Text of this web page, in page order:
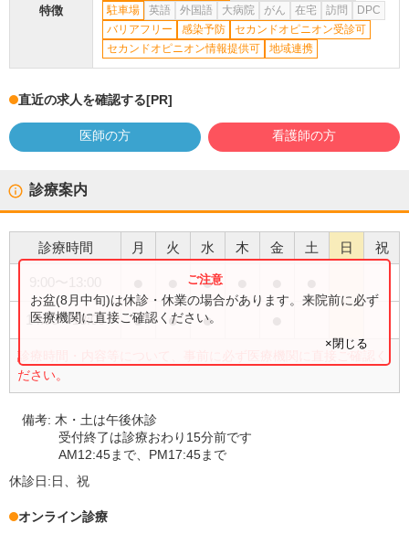
特徴
駐車場
英語 外国語 大病院 がん 在宅 訪問
DPC
バリアフリー
感染予防
セカンドオピニオン受診可
セカンドオピニオン情報提供可
地域連携
直近の求人を確認する[PR]
医師の方 看護師の方
診療案内
診療時間 月 火 水 木 金 土 日 祝
●
14:00〜18:00 ● ● ●
診療時間・内容等について、事前に必ず医療機関に直接ご確認く
ださい。
お盆(8月中旬)は休診・休業の場合があります。来院前に必ず
医療機関に直接ご確認ください。
×閉じる
備考: 木・土は午後休診
受付終了は診療おわり15分前です
AM12:45まで、PM17:45まで
休診日:日、祝
オンライン診療